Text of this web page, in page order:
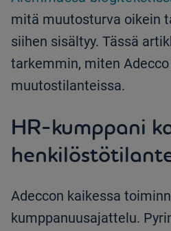
mitä muutosturva oikein
siihen sisältyy. Tässä
tarkemmin, miten
muutostilanteissa.
HR-kumppani
Adeccon kaikessa
kumppanuusajattelu.